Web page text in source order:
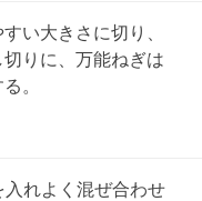
い大きさに切り、
りに、万能ねぎは
。
れよく混ぜ合わせ